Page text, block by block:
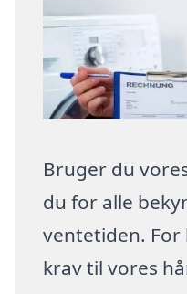
Bruger du
du for alle
ventetiden. For
krav til vores